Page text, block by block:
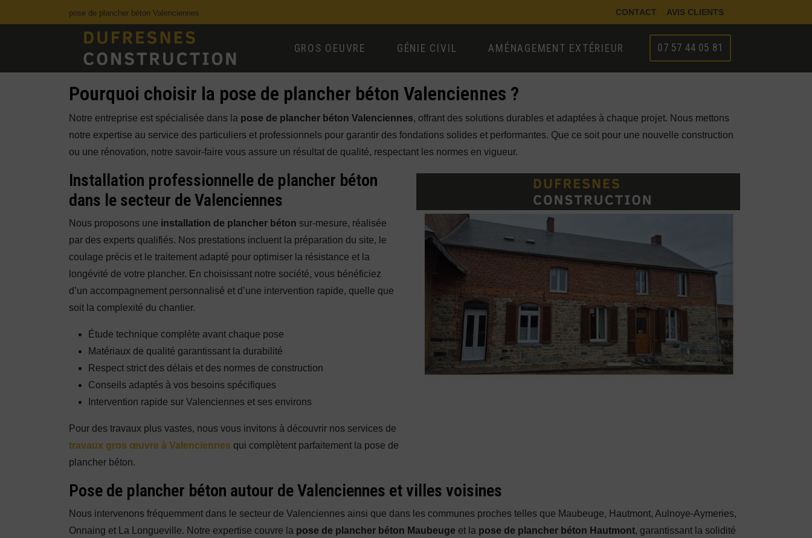
pose de plancher béton Valenciennes CONTACT AVIS CLIENTS
GROS OEUVRE GÉNIE CIVIL AMÉNAGEMENT EXTÉRIEUR 07 57 44 05 81
Pourquoi choisir la pose de plancher béton Valenciennes ?
Notre entreprise est spécialisée dans la pose de plancher béton Valenciennes, offrant des solutions durables et adaptées à chaque projet. Nous mettons
notre expertise au service des particuliers et professionnels pour garantir des fondations solides et performantes. Que ce soit pour une nouvelle construction
ou une rénovation, notre savoir-faire vous assure un résultat de qualité, respectant les normes en vigueur.
Installation professionnelle de plancher béton
dans le secteur de Valenciennes
Nous proposons une installation de plancher béton sur-mesure, réalisée
par des experts qualifiés. Nos prestations incluent la préparation du site, le
coulage précis et le traitement adapté pour optimiser la résistance et la
longévité de votre plancher. En choisissant notre société, vous bénéficiez
d’un accompagnement personnalisé et d’une intervention rapide, quelle que
soit la complexité du chantier.
Étude technique complète avant chaque pose
Matériaux de qualité garantissant la durabilité
Respect strict des délais et des normes de construction
Conseils adaptés à vos besoins spécifiques
Intervention rapide sur Valenciennes et ses environs
Pour des travaux plus vastes, nous vous invitons à découvrir nos services de
travaux gros œuvre à Valenciennes qui complètent parfaitement la pose de
plancher béton.
Pose de plancher béton autour de Valenciennes et villes voisines
Nous intervenons fréquemment dans le secteur de Valenciennes ainsi que dans les communes proches telles que Maubeuge, Hautmont, Aulnoye-Aymeries,
Onnaing et La Longueville. Notre expertise couvre la pose de plancher béton Maubeuge et la pose de plancher béton Hautmont, garantissant la solidité